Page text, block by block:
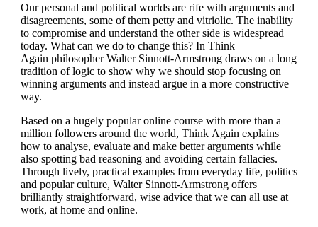
Our personal and political worlds are rife with arguments and
disagreements, some of them petty and vitriolic. The inability
to compromise and understand the other side is widespread
today. What can we do to change this? In Think
Again philosopher Walter Sinnott-Armstrong draws on a long
tradition of logic to show why we should stop focusing on
winning arguments and instead argue in a more constructive
way.
Based on a hugely popular online course with more than a
million followers around the world, Think Again explains
how to analyse, evaluate and make better arguments while
also spotting bad reasoning and avoiding certain fallacies.
Through lively, practical examples from everyday life, politics
and popular culture, Walter Sinnott-Armstrong offers
brilliantly straightforward, wise advice that we can all use at
work, at home and online.